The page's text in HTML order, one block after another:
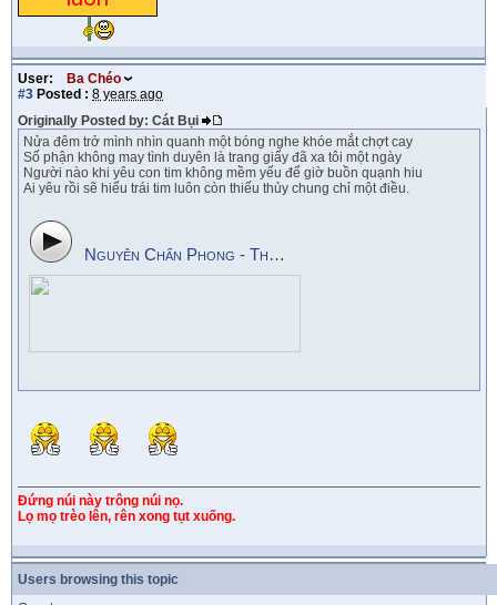
User:
Ba Chéo
#3 Posted : 8 years ago
Originally Posted by: Cát Bụi
Nửa đêm trở mình nhìn quanh một bóng nghe khóe mắt chợt cay
Số phận không may tình duyên là trang giấy đã xa tôi một ngày
Người nào khi yêu con tim không mềm yếu để giờ buồn quạnh hiu
Ai yêu rồi sẽ hiểu trái tim luôn còn thiếu thủy chung chỉ một điều.
Nguyên Chấn Phong - Thy Nhung - Phận Duyên
Đứng núi này trông núi nọ.
Lọ mọ trèo lên, rên xong tụt xuống.
Users browsing this topic